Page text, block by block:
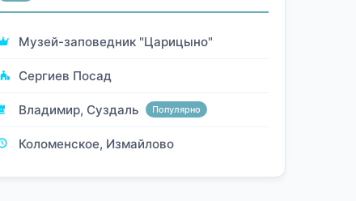
Музей-заповедник "Царицыно"
Сергиев Посад
Владимир, Суздаль Популярно
Коломенское, Измайлово